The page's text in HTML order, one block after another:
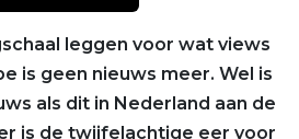
leggen voor wat views
is geen nieuws meer. Wel is
als dit in Nederland aan de
is de twijfelachtige eer voor